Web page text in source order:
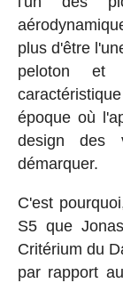
plus d'être
peloton et
époque où
design des
démarquer.
C'est
S5 que
Critérium du
par rapport